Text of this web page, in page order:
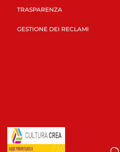
TRASPARENZA
GESTIONE DEI RECLAMI